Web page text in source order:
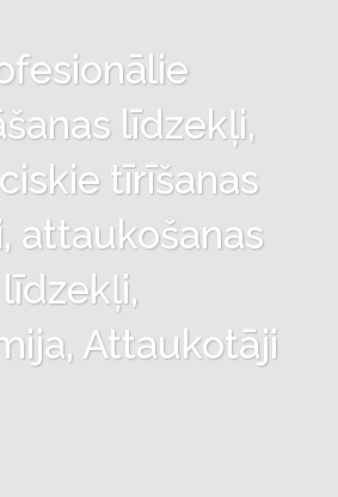
līdzekļi,
tīrīšanas
attaukošanas
līdzekļi,
Attaukotāji